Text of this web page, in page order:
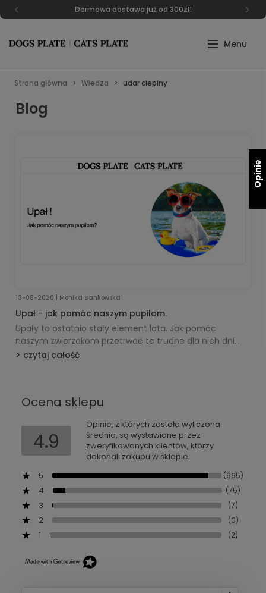
Darmowa dostawa już od 300zł!
Strona główna Wiedza udar cieplny
Blog
13-08-2020 | Monika Sankowska
Upał - jak pomóc naszym pupilom.
Upały to ostatnio stały element lata. Jak pomóc
naszym zwierzakom przetrwać te trudne dla nich dni
przeczytacie tutaj.
czytaj całość
Ocena sklepu
4.9
Opinie, z których została wyliczona
średnia, są wystawione przez
zweryfikowanych klientów, którzy
dokonali zakupu w sklepie.
5
(965)
4 (75)
3 (7)
2 (0)
1 (2)
Opinie